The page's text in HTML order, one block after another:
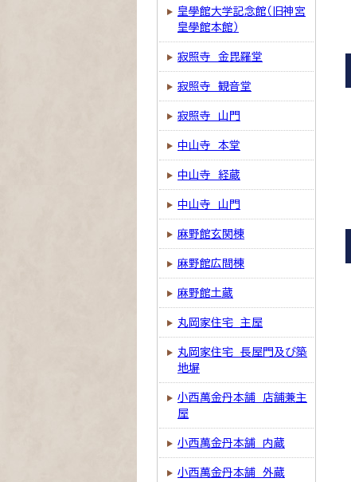
皇學館大学記念館（旧神宮
皇學館本館）
寂照寺 金毘羅堂
寂照寺 観音堂
寂照寺 山門
中山寺 本堂
中山寺 経蔵
中山寺 山門
麻野館玄関棟
麻野館広間棟
麻野館土蔵
丸岡家住宅 主屋
丸岡家住宅 長屋門及び築
地塀
小西萬金丹本舗 店舗兼主
屋
小西萬金丹本舗 内蔵
小西萬金丹本舗 外蔵